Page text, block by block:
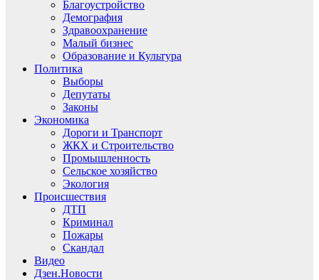
Благоустройство
Демография
Здравоохранение
Малый бизнес
Образование и Культура
Политика
Выборы
Депутаты
Законы
Экономика
Дороги и Транспорт
ЖКХ и Строительство
Промышленность
Сельское хозяйство
Экология
Происшествия
ДТП
Криминал
Пожары
Скандал
Видео
Дзен.Новости